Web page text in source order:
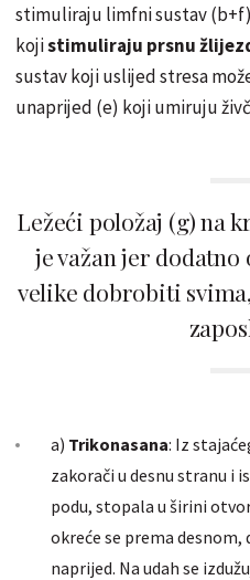
stimuliraju limfni sustav
kojistimuliraju prsnu
sustav koji uslijed stresa
unaprijed (e) koji umiruju
Ležeći položaj (g) na
je važan jer
velike dobrobiti
a) Trikonasana: Iz
zakorači u desnu stranu i
podu, stopala u širini
okreće se prema desnom,
naprijed. Na udah se